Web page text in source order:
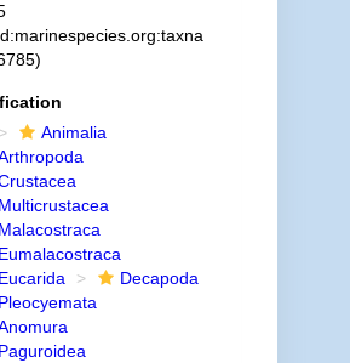
Animalia
Multicrustacea
Malacostraca
Eumalacostraca
Eucarida
Decapoda
Pleocyemata
Paguroidea